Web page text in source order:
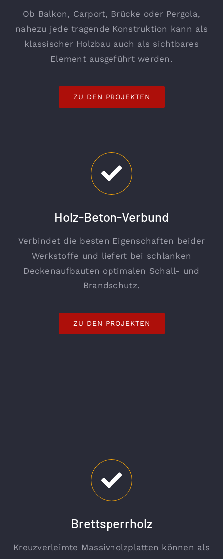
Ob Balkon, Carport, Brücke oder Pergola,
nahezu jede tragende Konstruktion kann als
klassischer Holzbau auch als sichtbares
Element ausgeführt werden.
ZU DEN PROJEKTEN
Holz-Beton-Verbund
Verbindet die besten Eigenschaften beider
Werkstoffe und liefert bei schlanken
Deckenaufbauten optimalen Schall- und
Brandschutz.
ZU DEN PROJEKTEN
Brettsperrholz
Kreuzverleimte Massivholzplatten können als